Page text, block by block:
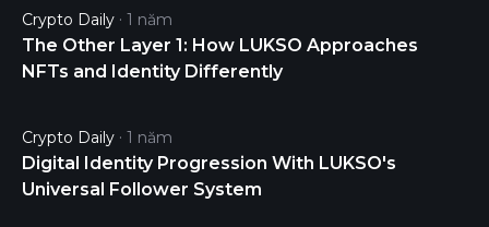
Crypto Daily 1 năm
The Other Layer 1: How LUKSO Approaches
NFTs and Identity Differently
Crypto Daily 1 năm
Digital Identity Progression With LUKSO's
Universal Follower System